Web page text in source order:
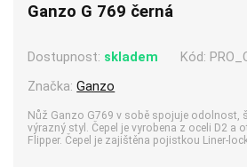
Ganzo G 769 černá
Dostupnost: skladem Kód:
Značka:Ganzo
Nůž Ganzo G769 v sobě spojuje odolnost,
výrazný styl. Čepel je vyrobena z oceli D2 a
Flipper. Čepel je zajištěna pojistkou Liner-